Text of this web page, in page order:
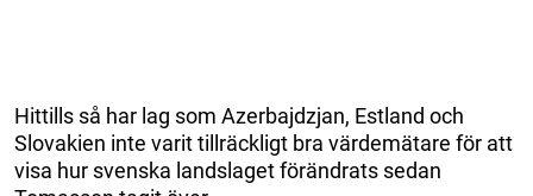
Hittills så har lag som Azerbajdzjan, Estland och
Slovakien inte varit tillräckligt bra värdemätare för att
visa hur svenska landslaget förändrats sedan